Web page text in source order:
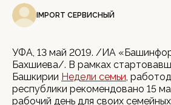
IMPORT СЕРВИСНЫЙ
УФА, 13 май 2019. /ИА
Бахшиева/. В рамках
Башкирии Недели семьи,
республики рекомендовано 15
рабочий день для своих